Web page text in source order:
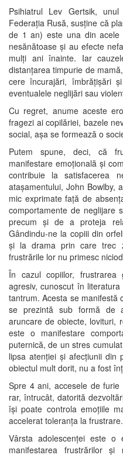
Psihiatrul Lev Gertsik,
Federația Rusă, susține că
de 1 an) este una din acele
nesănătoase și au efecte
mulți ani înainte. Iar
distanțarea timpurie de
cere încurajări, îmbrățișări
eventualele neglijări sau
Cu regret, anume aceste
fragezi ai copilăriei, bazele
social, așa se formează o
Putem spune, deci, că
manifestare emoțională și
contribuie la satisfacerea
atașamentului, John Bowlby,
mic exprimate față de
comportamente de neglijare
precum și de a proteja
Gândindu-ne la copiii din
și la drama prin care trec
frustrările lor nu primesc
În cazul copiilor, frustrarea
agresiv, cunoscut în
tantrum. Acesta se manifestă
se prezintă sub formă de
aruncare de obiecte, lovituri,
este o manifestare
puternică, de un stres
lipsa atenției și afecțiunii din
obiectul mult dorit, nu a fost
Spre 4 ani, accesele de
rar, întrucât, datorită
își poate controla emoțiile
accelerat toleranța la frustrare.
Vârsta adolescenței este
manifestarea frustrărilor